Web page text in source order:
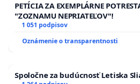
PETÍCIA ZA EXEMPLÁRNE
"ZOZNAMU NEPRIATEĽOV"!
1 051 podpisov
Oznámenie o transparentnosti
Spoločne za budúcnosť Letiska